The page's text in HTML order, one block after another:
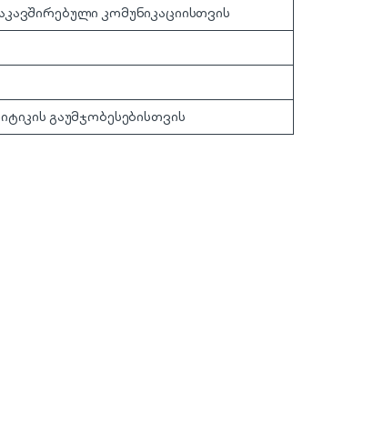
კომუნიკაციისთვის
გაუმჯობესებისთვის